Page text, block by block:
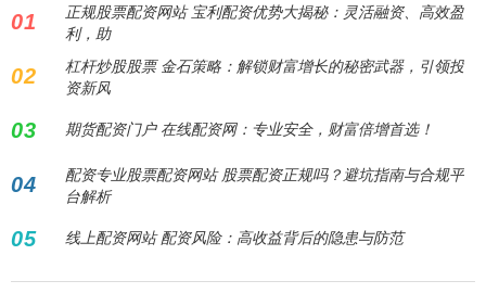
01
正规股票配资网站 宝利配资优势大揭秘：灵活融资、高效盈
利，助
02
杠杆炒股股票 金石策略：解锁财富增长的秘密武器，引领投
资新风
03 期货配资门户 在线配资网：专业安全，财富倍增首选！
04
配资专业股票配资网站 股票配资正规吗？避坑指南与合规平
台解析
05 线上配资网站 配资风险：高收益背后的隐患与防范